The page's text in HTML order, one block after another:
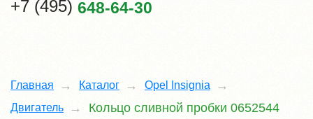
+7 (495) 648-64-30
Главная Каталог
Opel Insignia
Двигатель
Кольцо сливной пробки 0652544